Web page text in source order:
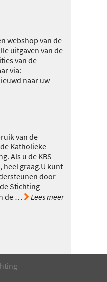
webshop van de
uitgaven van de
van de
via:
naar uw
van de
Katholieke
Als u de KBS
heel graag.U kunt
door
Stichting
de… Lees meer